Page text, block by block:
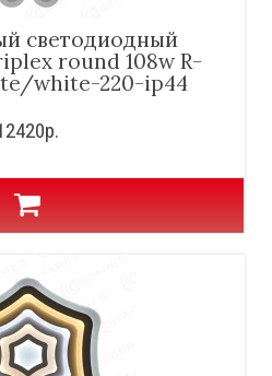
светодиодный
round 108w R-
white-220-ip44